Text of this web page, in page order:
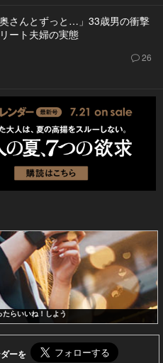
奥さんとずっと…」33歳男の衝撃
ート夫婦の実態
26
らいいね！しよう
ーを